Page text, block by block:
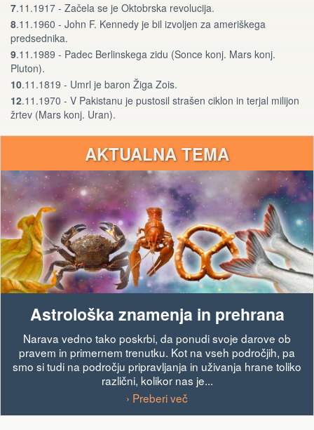
7.11.1917 - Začela se je Oktobrska revolucija.
8.11.1960 - John F. Kennedy je bil izvoljen za ameriškega
predsednika.
9.11.1989 - Padec Berlinskega zidu (Sonce konj. Mars konj.
Pluton).
10.11.1819 - Umrl je baron Žiga Zois.
12.11.1970 - V Pakistanu je pustosil strašen ciklon in terjal milijon
žrtev (Mars konj. Uran).
AKTUALNA TEMA
Astrološka znamenja in prehrana
Narava vedno tako poskrbi, da ponudi svoje darove ob
pravem in primernem trenutku. Kot na vseh področjih, pa
smo si tudi na področju pripravljanja in uživanja hrane toliko
različni, kolikor nas je...
› Preberi več